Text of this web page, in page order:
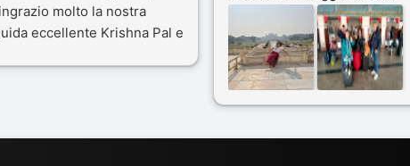
molto la nostra
eccellente Krishna Pal e
questa agenzia
Siamo stati 3 settimane in
India a novembre 2025, 5
amici e il viaggio alla scoperta
del Rajasthan e Varanasi è
ai servizi dell' Agenzia con